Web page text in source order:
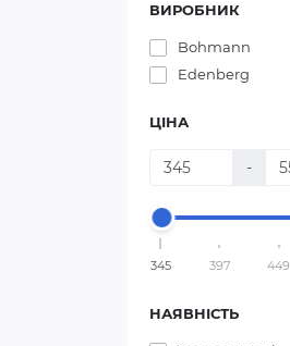
ВИРОБНИК
Bohmann
Edenberg
ЦІНА
-
345 397 449
НАЯВНІСТЬ